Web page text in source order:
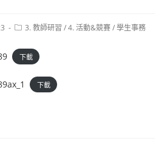
Post3. 教師研習 /4. 活動&競賽/學生事務
下載
下載